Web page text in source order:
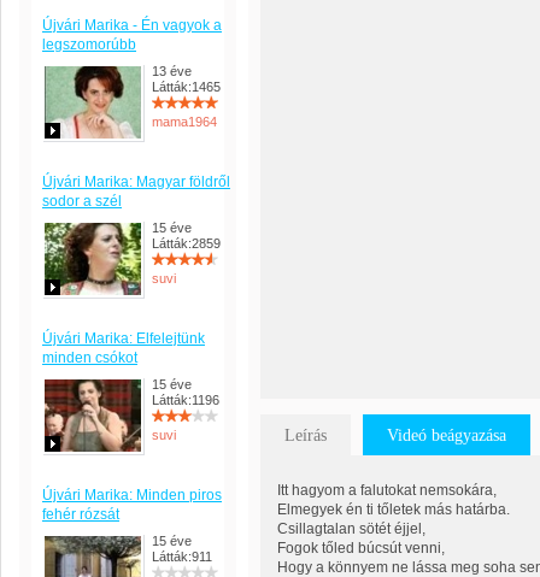
Újvári Marika - Én vagyok a
legszomorúbb
13 éve
Látták:1465
mama1964
Újvári Marika: Magyar földről
sodor a szél
15 éve
Látták:2859
suvi
Újvári Marika: Elfelejtünk
minden csókot
15 éve
Látták:1196
suvi
Újvári Marika: Minden piros
fehér rózsát
15 éve
Látták:911
Leírás Videó beágyazása
Itt hagyom a falutokat nemsokára,
Elmegyek én ti tőletek más határba.
Csillagtalan sötét éjjel,
Fogok tőled búcsút venni,
Hogy a könnyem ne lássa meg soha